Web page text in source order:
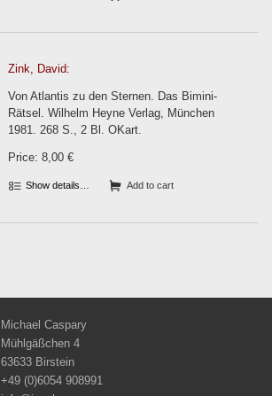
Zink, David:
Von Atlantis zu den Sternen. Das Bimini-
Rätsel. Wilhelm Heyne Verlag, München
1981. 268 S., 2 Bl. OKart.
Price: 8,00 €
Show details… Add to cart
Michael Caspary
Mühlgäßchen 4
63633 Birstein
+49 (0)6054 908991